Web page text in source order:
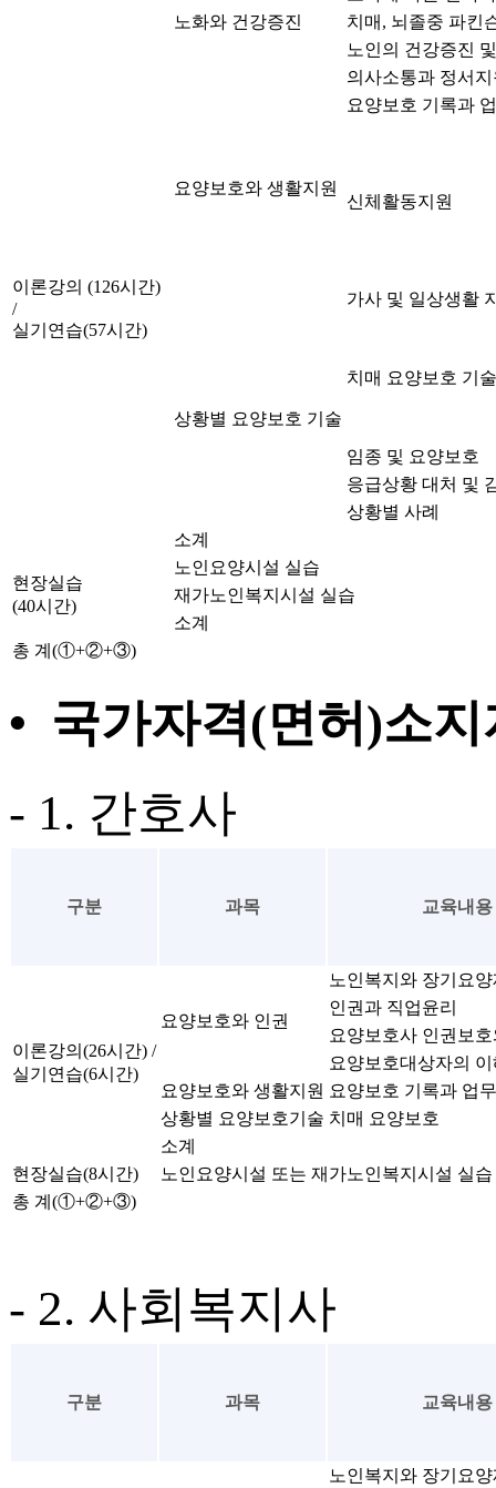
노화와 건강증진
치매, 뇌졸중 파킨
노인의 건강증진
이론강의 (126시간)
/
실기연습(57시간)
요양보호와 생활지원
의사소통과 정서지
요양보호 기록과
신체활동지원
가사 및 일상생활
상황별 요양보호 기술
치매 요양보호 기술
임종 및 요양보호
응급상황 대처 및
상황별 사례
소계
현장실습
(40시간)
노인요양시설 실습
재가노인복지시설 실습
소계
총 계(①+②+③)
• 국가자격(면허)소
- 1. 간호사
구분 과목 교육내용
이론강의(26시간) /
실기연습(6시간)
요양보호와 인권
노인복지와 장기요
인권과 직업윤리
요양보호사 인권보
요양보호대상자의
요양보호와 생활지원 요양보호 기록과 업
상황별 요양보호기술 치매 요양보호
소계
현장실습(8시간)
노인요양시설 또는 재가노인복지시설 실습
총 계(①+②+③)
- 2. 사회복지사
구분 과목 교육내용
노인복지와 장기요